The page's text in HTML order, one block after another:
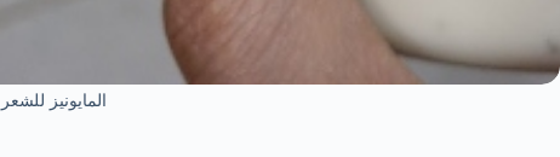
المايونيز للشعر